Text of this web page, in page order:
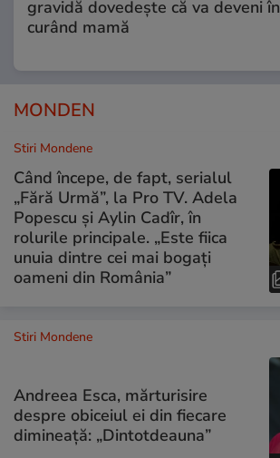
gravidă dovedește că va deveni în
curând mamă
MONDEN
Stiri Mondene
Când începe, de fapt, serialul
„Fără Urmă”, la Pro TV. Adela
Popescu și Aylin Cadîr, în
rolurile principale. „Este fiica
unuia dintre cei mai bogați
oameni din România”
Stiri Mondene
Andreea Esca, mărturisire
despre obiceiul ei din fiecare
dimineață: „Dintotdeauna”